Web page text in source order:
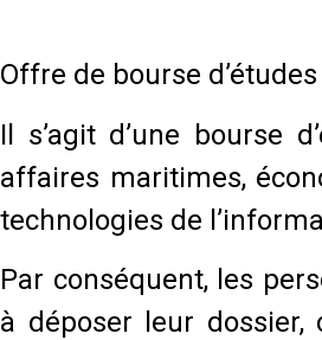
Offre de bourse
Il s’agit d’une bourse
affaires maritimes,
technologies de
Par conséquent, les
à déposer leur